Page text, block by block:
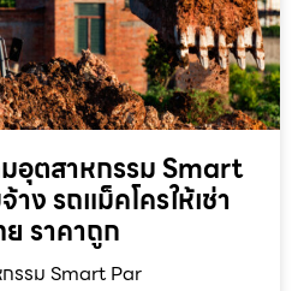
มอุตสาหกรรม Smart
ง รถแม็คโครให้เช่า
ราคาถูก
กรรม Smart Par